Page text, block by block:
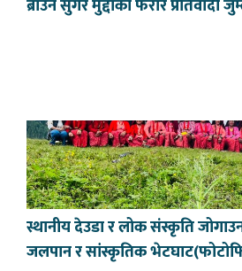
ब्राउन सुगर मुद्दाका फरार प्रतिवादी
स्थानीय देउडा र लोक संस्कृति
जलपान र सांस्कृतिक